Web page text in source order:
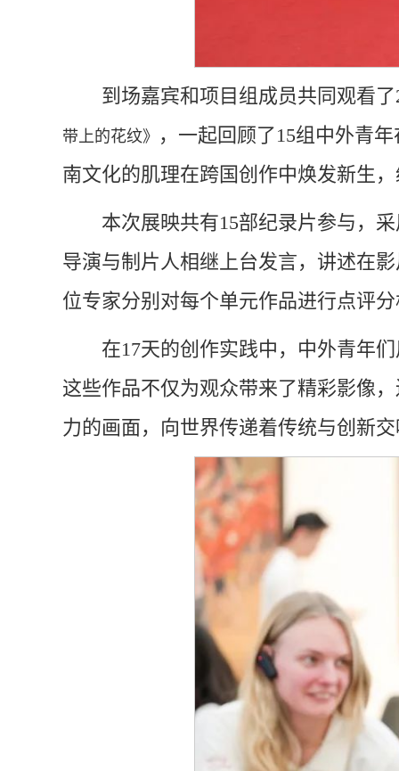
到场嘉宾和项目组成员共同观看
带上的花纹》 ，一起回顾了15组中外青
南文化的肌理在跨国创作中焕发新生
本次展映共有15部纪录片参与，
导演与制片人相继上台发言，讲述在
位专家分别对每个单元作品进行点评
在17天的创作实践中，中外青年
这些作品不仅为观众带来了精彩影像
力的画面，向世界传递着传统与创新